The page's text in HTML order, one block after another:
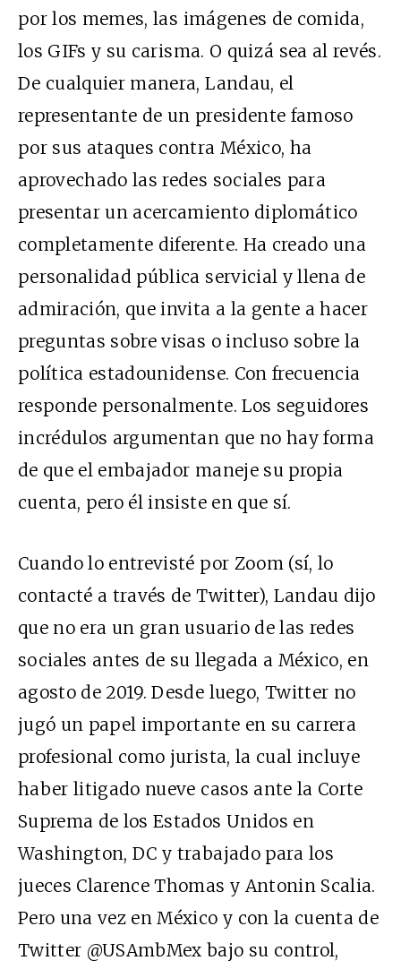
por los memes, las imágenes de comida,
los GIFs y su carisma. O quizá sea al revés.
De cualquier manera, Landau, el
representante de un presidente famoso
por sus ataques contra México, ha
aprovechado las redes sociales para
presentar un acercamiento diplomático
completamente diferente. Ha creado una
personalidad pública servicial y llena de
admiración, que invita a la gente a hacer
preguntas sobre visas o incluso sobre la
política estadounidense. Con frecuencia
responde personalmente. Los seguidores
incrédulos argumentan que no hay forma
de que el embajador maneje su propia
cuenta, pero él insiste en que sí.
Cuando lo entrevisté por Zoom (sí, lo
contacté a través de Twitter), Landau dijo
que no era un gran usuario de las redes
sociales antes de su llegada a México, en
agosto de 2019. Desde luego, Twitter no
jugó un papel importante en su carrera
profesional como jurista, la cual incluye
haber litigado nueve casos ante la Corte
Suprema de los Estados Unidos en
Washington, DC y trabajado para los
jueces Clarence Thomas y Antonin Scalia.
Pero una vez en México y con la cuenta de
Twitter @USAmbMex bajo su control,